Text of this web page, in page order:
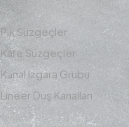
Pik Süzgeçler
Kare Süzgeçler
Kanal Izgara Grubu
Lineer Duş Kanalları